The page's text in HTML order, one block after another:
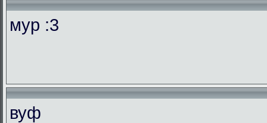
мур :3
вуф